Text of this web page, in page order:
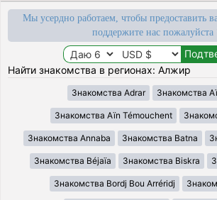
Мы усердно работаем, чтобы предоставить
поддержите нас пожалуйста
Найти знакомства в регионах: Алжир
Знакомства Adrar Знакомства
Знакомства Aïn Témouchent
Знакомства Annaba Знакомства Batna
Знакомства Béjaïa Знакомства Biskra
Знакомства Bordj Bou Arréridj